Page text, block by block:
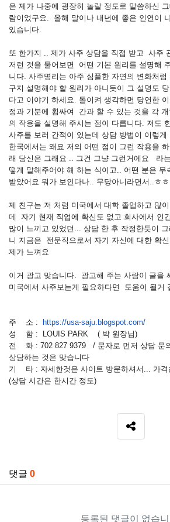
은 제가 나중에 굉장히 놀랄 정도로 말씀하신
람이었구요. 올해 말이나 내년에 좋은 인연이
있습니다.
또 한가지 .. 제가 사주 상담을 직접 받고 사주
저런 것을 물어보면 어떤 기본 원리를 설명해
니다. 사주명리는 아주 심플한 자연의 변화처럼
구지 설명해야 할 원리가 아니듯이 그 설명도
다고 이야기 하세요. 돌이켜 생각하면 당연한
정과 기분에 휩싸여 간과 할 수 있는 것을 각
의 작용을 설명해 주시는 점이 다릅니다. 저도
사주를 보러 간적이 있는데 상담 방법이 이렇
한국에서는 왜요 저의 어떤 점이 그런 작용을
래 당신은 그래요 .. 그건 그냥 그런거에요 라
떻게 말해주어야 해 하는 식이고.. 어떤 분은 무
받았어요 뭐가 보인다나.. 무당아니라면서..ㅎㅎ
제 친구는 저 처럼 미국에서 대학 졸업하고 많
데 자기 현재 직업에 확신도 없고 회사에서 인
많이 느끼고 있었던... 상담 한 후 작정한듯이
니 지금은 전문직으로서 자기 자신에 대한 확
제가 느껴요
이거 광고 맞습니다. 광고해 주는 사람이 글을
미국에서 사주보는게 필요하다면 도움이 될거
주 소 :
https://usa-saju.blogspot.com/
성 함 : LOUIS PARK ( 박 원장님)
전 화 : 702 827 9379 / 문자로 먼저 상담 문
상담하는 것은 맞습니다
기 타 : 자세한것은 사이트 방문하셔서... 가격
(상담 시간은 한시간 정도)
SNS 공
댓글 0
등록된 댓글이 없습